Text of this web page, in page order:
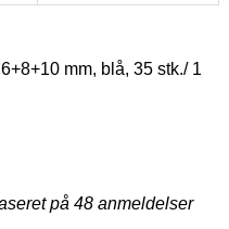
mm, blå, 35 stk./ 1
på 48 anmeldelser